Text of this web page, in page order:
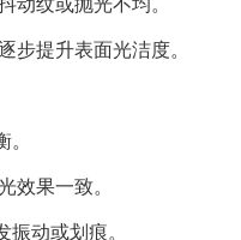
提升表面光洁度。
果一致。
动或划痕。